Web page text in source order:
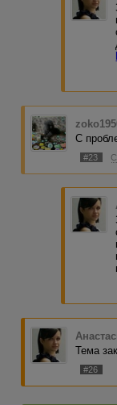
С
#23
Тема
#26